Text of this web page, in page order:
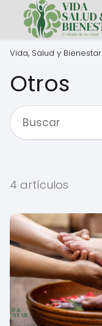
Vida, Salud y Bienestar
Otros
4 artículos